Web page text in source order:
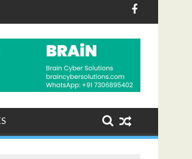
കായലിൽ ഹൗസ്ബോട്ട് സവാരി
അർജുൻ ആയങ്കിക്ക് വേണ്ടി ക്രൗഡ്